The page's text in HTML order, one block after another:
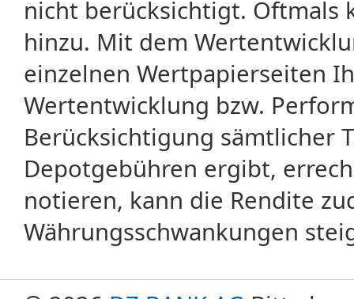
nicht berücksichtigt. Oftmals
hinzu. Mit dem
einzelnen Wertpapierseiten
Wertentwicklung bzw.
Berücksichtigung sämtlicher
Depotgebühren ergibt,
notieren, kann die Rendite
Währungsschwankungen